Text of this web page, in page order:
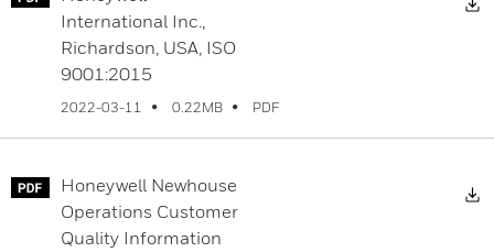
International Inc.,
Richardson, USA, ISO
9001:2015
2022-03-11 0.22MB PDF
Honeywell Newhouse
Operations Customer
Quality Information